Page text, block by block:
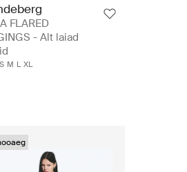
FLARED
- Alt laiad
S M L XL